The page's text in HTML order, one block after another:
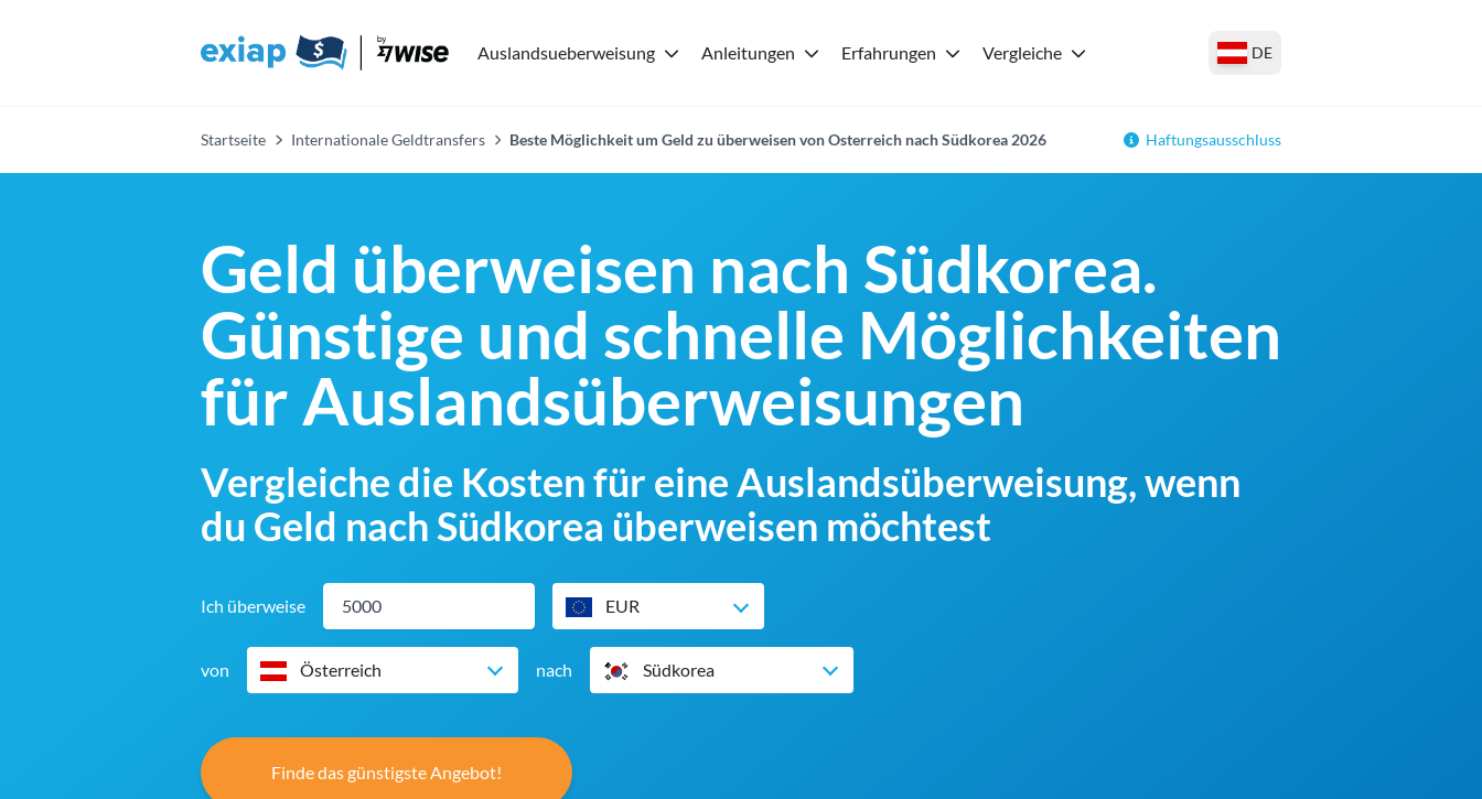
Auslandsueberweisung Anleitungen Erfahrungen Vergleiche DE
Startseite Internationale Geldtransfers Beste Möglichkeit um Geld zu überweisen von Osterreich nach Südkorea 2026 Haftungsausschluss
Geld überweisen nach Südkorea.
Günstige und schnelle Möglichkeiten
für Auslandsüberweisungen
Vergleiche die Kosten für eine Auslandsüberweisung, wenn
du Geld nach Südkorea überweisen möchtest
Ich überweise EUR
von Österreich nach Südkorea
Finde das günstigste Angebot!